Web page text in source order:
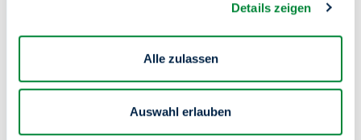
Details zeigen
Alle zulassen
Auswahl erlauben
Mieter-Login